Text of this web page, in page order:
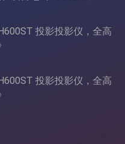
投影投影仪，全高
投影投影仪，全高